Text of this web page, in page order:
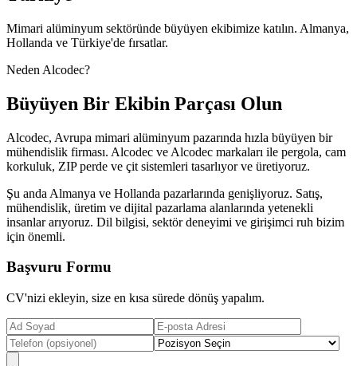
Mimari alüminyum sektöründe büyüyen ekibimize katılın. Almanya,
Hollanda ve Türkiye'de fırsatlar.
Neden Alcodec?
Büyüyen Bir Ekibin Parçası Olun
Alcodec, Avrupa mimari alüminyum pazarında hızla büyüyen bir
mühendislik firması. Alcodec ve Alcodec markaları ile pergola, cam
korkuluk, ZIP perde ve çit sistemleri tasarlıyor ve üretiyoruz.
Şu anda Almanya ve Hollanda pazarlarında genişliyoruz. Satış,
mühendislik, üretim ve dijital pazarlama alanlarında yetenekli
insanlar arıyoruz. Dil bilgisi, sektör deneyimi ve girişimci ruh bizim
için önemli.
Başvuru Formu
CV'nizi ekleyin, size en kısa sürede dönüş yapalım.